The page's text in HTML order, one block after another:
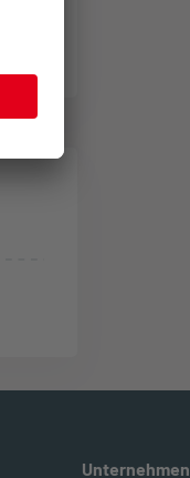
Unternehmen